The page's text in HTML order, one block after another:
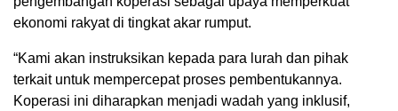
ekonomi rakyat di tingkat akar rumput.
“Kami akan instruksikan kepada para lurah dan pihak
terkait untuk mempercepat proses pembentukannya.
Koperasi ini diharapkan menjadi wadah yang inklusif,